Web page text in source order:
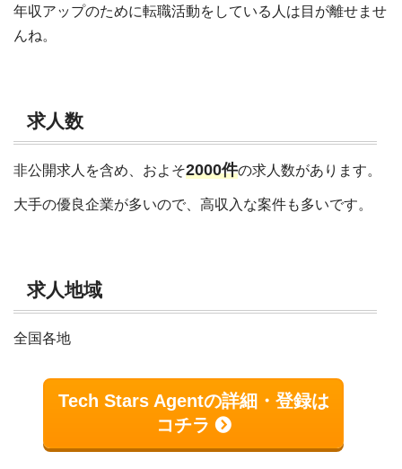
年収アップのために転職活動をしている人は目が離せませ
んね。
求人数
非公開求人を含め、およそ2000件の求人数があります。
大手の優良企業が多いので、高収入な案件も多いです。
求人地域
全国各地
Tech Stars Agentの詳細・登録は
コチラ